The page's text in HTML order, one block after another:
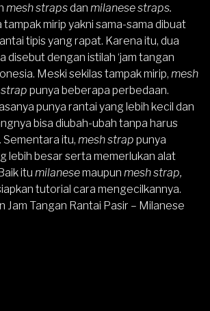
mesh strapsdan milanese straps.
tampak mirip yakni sama-sama dibuat
tipis yang rapat. Karena itu, dua
disebut dengan istilah ‘jam tangan
Meski sekilas tampak mirip, mesh
punya beberapa perbedaan.
punya rantai yang lebih kecil dan
bisa diubah-ubah tanpa harus
Sementara itu, mesh strap punya
lebih besar serta memerlukan alat
itu milanesemaupun mesh strap,
tutorial cara mengecilkannya.
Jam Tangan Rantai Pasir – Milanese